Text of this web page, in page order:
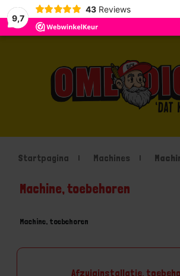
9,7
43 Reviews
Startpagina Machines
Machine, toebehoren
Machine, toebehoren
Afzuiginstallatie,